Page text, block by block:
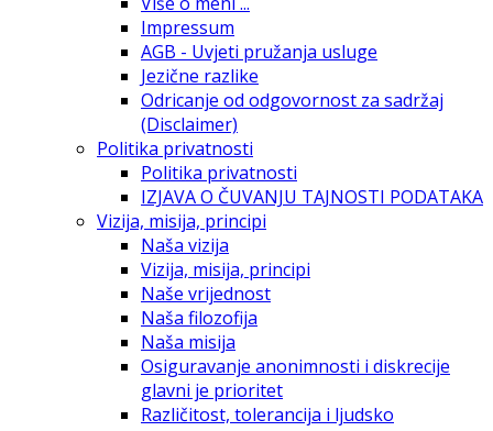
Impressum
AGB - Uvjeti pružanja usluge
Jezične razlike
Odricanje od odgovornost za sadržaj
(Disclaimer)
Politika privatnosti
Politika privatnosti
IZJAVA O ČUVANJU TAJNOSTI PODATAKA
Vizija, misija, principi
Naša vizija
Vizija, misija, principi
Naše vrijednost
Naša filozofija
Naša misija
Osiguravanje anonimnosti i diskrecije
glavni je prioritet
Različitost, tolerancija i ljudsko